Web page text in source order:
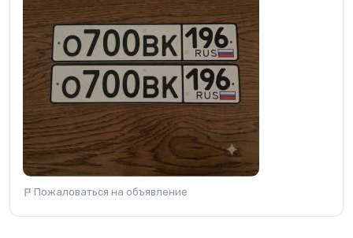
Пожаловаться на объявление